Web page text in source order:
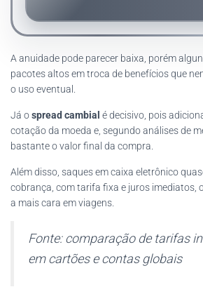
A anuidade pode parecer baixa, porém
pacotes altos em troca de benefícios que
o uso eventual.
Já ospread cambial é decisivo, pois
cotação da moeda e, segundo análises de
bastante o valor final da compra.
Além disso, saques em caixa eletrônico
cobrança, com tarifa fixa e juros imediatos,
a mais cara em viagens.
Fonte: comparação de tarifas
em cartões e contas globais